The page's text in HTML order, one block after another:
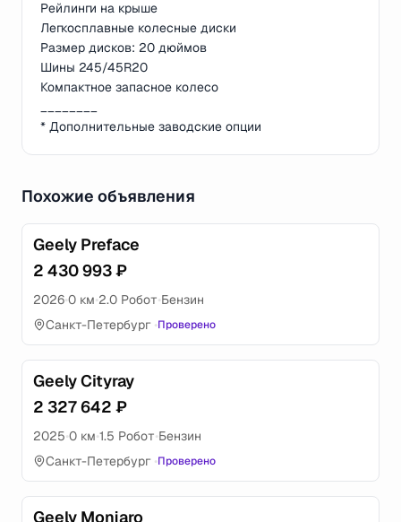
Рейлинги на крыше
Легкосплавные колесные диски
Размер дисков: 20 дюймов
Шины 245/45R20
Компактное запасное колесо
* Дополнительные заводские опции
Похожие объявления
Geely Preface
2 430 993 ₽
2026•0 км•2.0 Робот•Бензин
Санкт-Петербург •Проверено
Geely Cityray
2 327 642 ₽
2025•0 км•1.5 Робот•Бензин
Санкт-Петербург •Проверено
Geely Monjaro